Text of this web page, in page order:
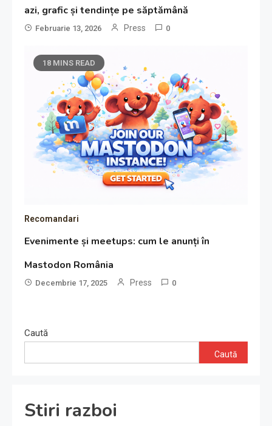
azi, grafic și tendințe pe săptămână
Februarie 13, 2026 Press 0
18 MINS READ
Recomandari
Evenimente și meetups: cum le anunți în
Mastodon România
Decembrie 17, 2025 Press 0
Caută
Caută
Stiri razboi